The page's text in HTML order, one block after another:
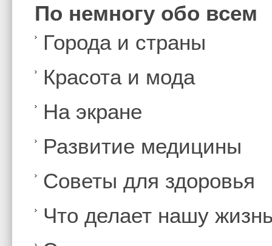
По немногу обо всем
Города и страны
Красота и мода
На экране
Развитие медицины
Советы для здоровья
Что делает нашу